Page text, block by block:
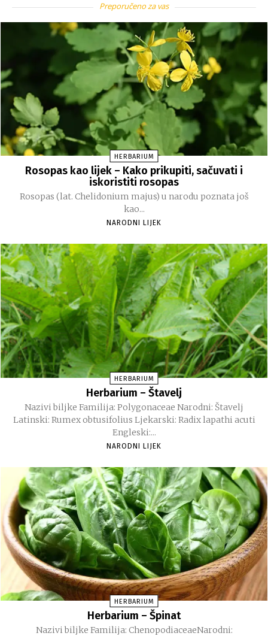
Preporučeno za vas
HERBARIUM
Rosopas kao lijek – Kako prikupiti, sačuvati i
iskoristiti rosopas
Rosopas (lat. Chelidonium majus) u narodu poznata još
kao...
NARODNI LIJEK
HERBARIUM
Herbarium – Štavelj
Nazivi biljke Familija: Polygonaceae Narodni: Štavelj
Latinski: Rumex obtusifolius Ljekarski: Radix lapathi acuti
Engleski:...
NARODNI LIJEK
HERBARIUM
Herbarium – Špinat
Nazivi biljke Familija: ChenopodiaceaeNarodni: